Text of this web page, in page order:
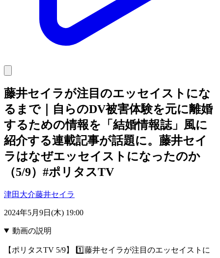
藤井セイラが注目のエッセイストにな
るまで｜自らのDV被害体験を元に離婚
するための情報を「結婚情報誌」風に
紹介する連載記事が話題に。藤井セイ
ラはなぜエッセイストになったのか
（5/9）#ポリタスTV
津田大介藤井セイラ
2024年5月9日(木) 19:00
動画の説明
【ポリタスTV 5/9】 1️⃣藤井セイラが注目のエッセイストに